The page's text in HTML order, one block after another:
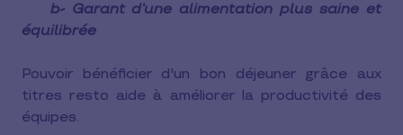
b- Garant d’une alimentation plus saine et
équilibrée
Pouvoir bénéficier d'un bon déjeuner grâce aux
titres resto aide à améliorer la productivité des
équipes.